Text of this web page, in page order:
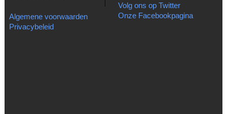
Algemene voorwaarden
Privacybeleid
Volg ons op Twitter
Onze Facebookpagina